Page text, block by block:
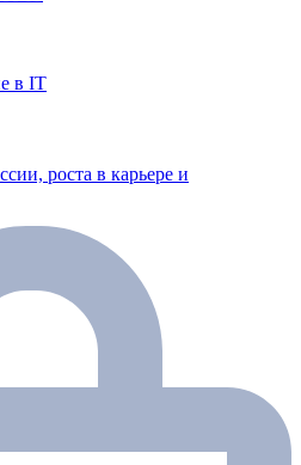
в IT
роста в карьере и